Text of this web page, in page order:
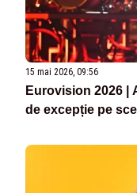
15 mai 2026, 09:56
Eurovision 2026 |
de excepție pe